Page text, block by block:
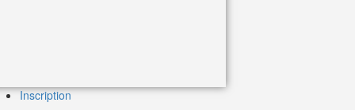
Inscription